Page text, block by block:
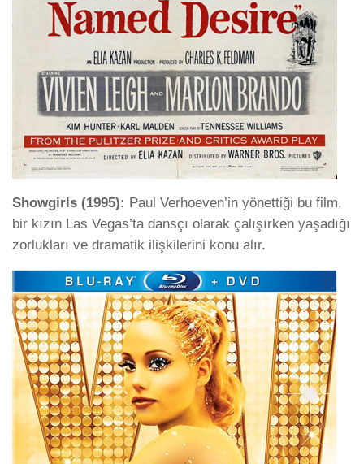
Showgirls (1995): Paul Verhoeven’in yönettiği bu film,
bir kızın Las Vegas’ta dansçı olarak çalışırken yaşadığı
zorlukları ve dramatik ilişkilerini konu alır.